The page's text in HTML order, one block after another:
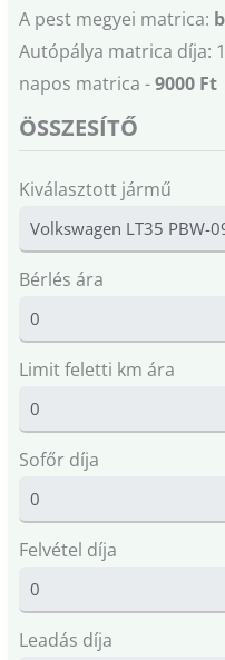
A pest megyei matrica:
Autópálya matrica díja:
napos matrica -9000 Ft
ÖSSZESÍTŐ
Kiválasztott jármű
Bérlés ára
Limit feletti km ára
Sofőr díja
Felvétel díja
Leadás díja